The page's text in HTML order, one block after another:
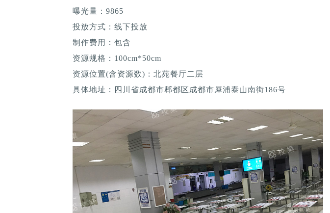
曝光量：9865
投放方式：线下投放
制作费用：包含
资源规格：100cm*50cm
资源位置(含资源数)：北苑餐厅二层
具体地址：四川省成都市郫都区成都市犀浦泰山南街186号